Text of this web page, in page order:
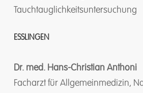
Tauchtauglichkeitsuntersuchung
ESSLINGEN
Dr. med. Hans-Christian Anthoni
Facharzt für Allgemeinmedizin,